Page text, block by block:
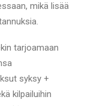
mikä lisää
tarjoamaan
syksy +
kilpailuihin